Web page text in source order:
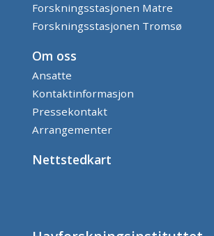
Forskningsstasjonen Matre
Forskningsstasjonen Tromsø
Om oss
Ansatte
Kontaktinformasjon
Pressekontakt
Arrangementer
Nettstedkart